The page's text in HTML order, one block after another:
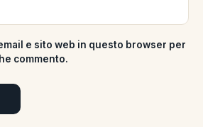
e sito web in questo browser per
commento.